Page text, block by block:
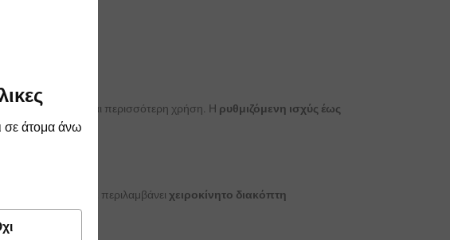
σε άτομα άνω
χρόνο αναμονής και περισσότερη χρήση. Η ρυθμιζόμενη ισχύς έως
Επιπλέον, περιλαμβάνει χειροκίνητο διακόπτη